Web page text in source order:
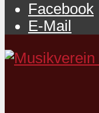
Facebook
E-Mail